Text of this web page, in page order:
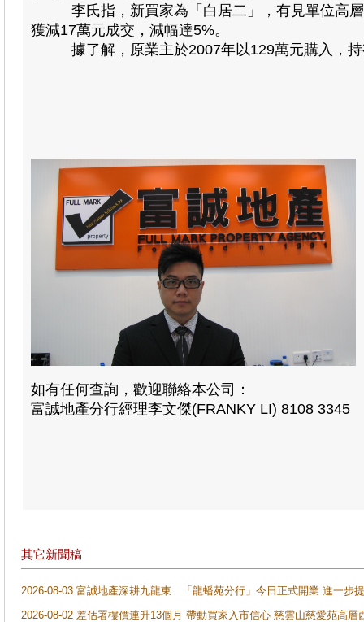
李氏指，新買家為「白居二」，有見單位高層
獲減17萬元成交，減幅達5%。
據了解，原業主於2007年以129萬元購入，持
如有任何查詢，歡迎聯絡本公司：
富誠地產分行經理李文傑(FRANKY LI) 8108 3345
其它新聞稿
2026-08-03 富誠地產深耕九龍東 「龍蟠苑分行」今日正式開業 進一步
2026-08-02 差估署樓價連升13個月 帶動買家入市信心 慈雲山慈愛苑高層